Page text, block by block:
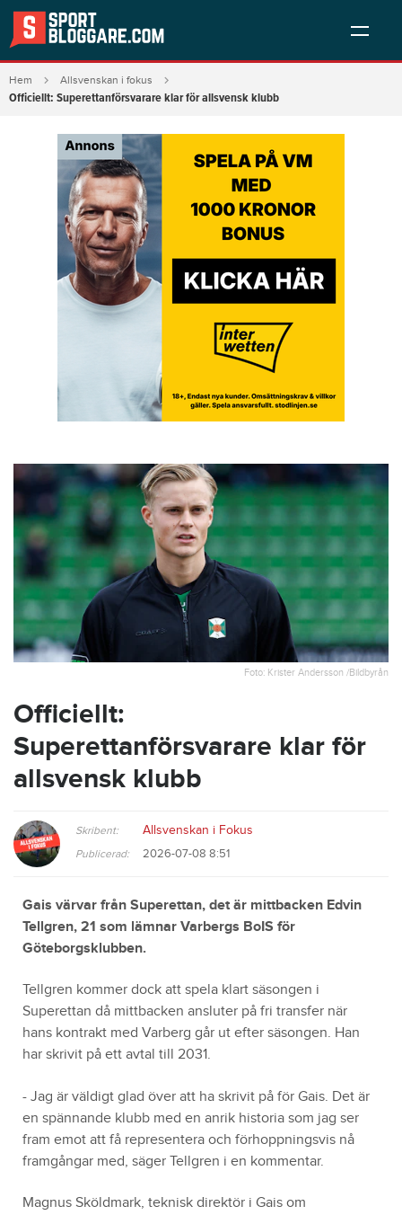
Hem Allsvenskan i fokus
Officiellt: Superettanförsvarare klar för allsvensk klubb
Foto: Krister Andersson /Bildbyrån
Officiellt:
Superettanförsvarare klar för
allsvensk klubb
Skribent: Allsvenskan i Fokus
Publicerad: 2026-07-08 8:51
Gais värvar från Superettan, det är mittbacken Edvin
Tellgren, 21 som lämnar Varbergs BoIS för
Göteborgsklubben.
Tellgren kommer dock att spela klart säsongen i
Superettan då mittbacken ansluter på fri transfer när
hans kontrakt med Varberg går ut efter säsongen. Han
har skrivit på ett avtal till 2031.
- Jag är väldigt glad över att ha skrivit på för Gais. Det är
en spännande klubb med en anrik historia som jag ser
fram emot att få representera och förhoppningsvis nå
framgångar med, säger Tellgren i en kommentar.
Magnus Sköldmark, teknisk direktör i Gais om